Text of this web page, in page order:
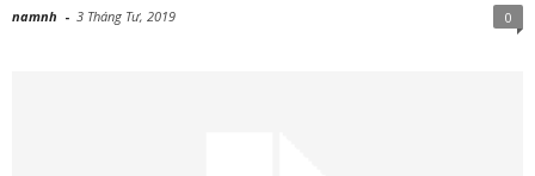
namnh - 3 Tháng Tư, 2019 0